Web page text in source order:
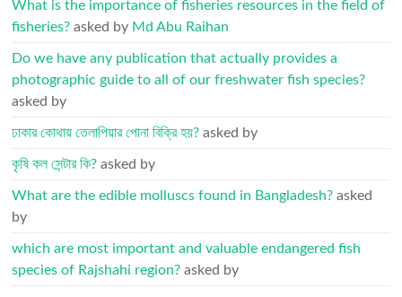
What is the importance of fisheries resources in the field of
fisheries? asked by Md Abu Raihan
Do we have any publication that actually provides a
photographic guide to all of our freshwater fish species?
asked by
ঢাকার কোথায় তেলাপিয়ার পোনা বিক্রি হয়? asked by
কৃষি কল সেন্টার কি? asked by
What are the edible molluscs found in Bangladesh? asked
by
which are most important and valuable endangered fish
species of Rajshahi region? asked by